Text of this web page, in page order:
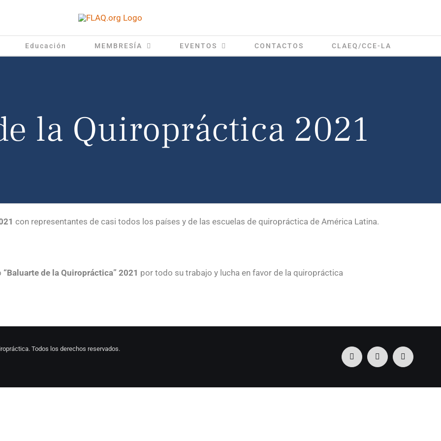
Educación MEMBRESÍA EVENTOS CONTACTOS CLAEQ/CCE-LA
la Quiropráctica 2021
con representantes de casi todos los países y de las escuelas de quiropráctica de América Latina.
“Baluarte de la Quiropráctica” 2021 por todo su trabajo y lucha en favor de la quiropráctica
Todos los derechos reservados.
FacebookInstagramCorreo
electrónico